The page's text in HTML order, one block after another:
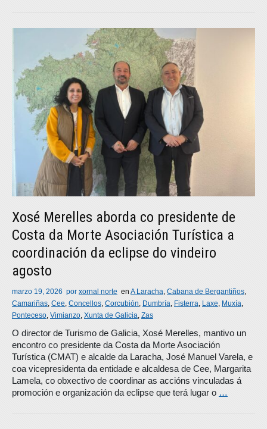
Xosé Merelles aborda co presidente de
Costa da Morte Asociación Turística a
coordinación da eclipse do vindeiro
agosto
marzo 19, 2026 por xornal norte en A Laracha, Cabana de Bergantiños,
Camariñas, Cee, Concellos, Corcubión, Dumbría, Fisterra, Laxe, Muxía,
Ponteceso, Vimianzo, Xunta de Galicia, Zas
O director de Turismo de Galicia, Xosé Merelles, mantivo un
encontro co presidente da Costa da Morte Asociación
Turística (CMAT) e alcalde da Laracha, José Manuel Varela, e
coa vicepresidenta da entidade e alcaldesa de Cee, Margarita
Lamela, co obxectivo de coordinar as accións vinculadas á
promoción e organización da eclipse que terá lugar o …